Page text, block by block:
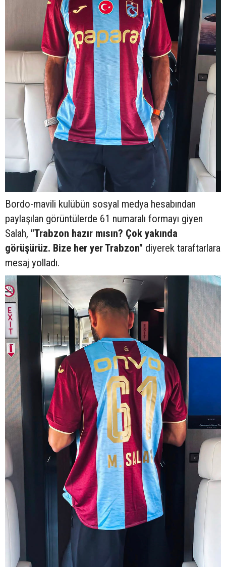
Bordo-mavili kulübün sosyal medya hesabından
paylaşılan görüntülerde 61 numaralı formayı giyen
Salah, "Trabzon hazır mısın? Çok yakında
görüşürüz. Bize her yer Trabzon" diyerek taraftarlara
mesaj yolladı.